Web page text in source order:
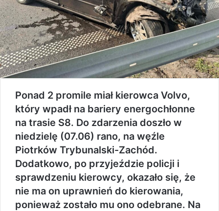
Ponad 2 promile miał kierowca Volvo,
który wpadł na bariery energochłonne
na trasie S8. Do zdarzenia doszło w
niedzielę (07.06) rano, na węźle
Piotrków Trybunalski-Zachód.
Dodatkowo, po przyjeździe policji i
sprawdzeniu kierowcy, okazało się, że
nie ma on uprawnień do kierowania,
ponieważ zostało mu ono odebrane. Na